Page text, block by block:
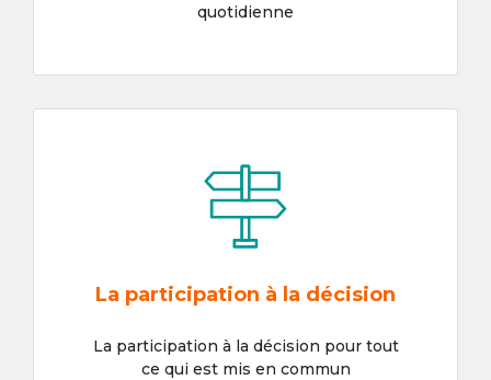
quotidienne
La participation à la décision
La participation à la décision pour tout
ce qui est mis en commun